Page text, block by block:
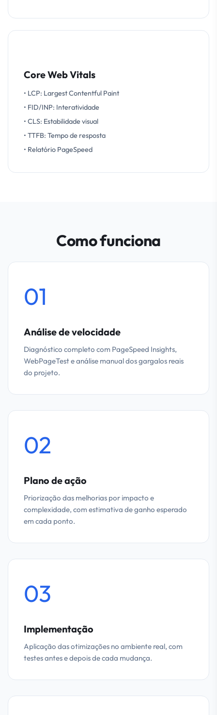
Core Web Vitals
• LCP: Largest Contentful Paint
• FID/INP: Interatividade
• CLS: Estabilidade visual
• TTFB: Tempo de resposta
• Relatório PageSpeed
Como funciona
01
Análise de velocidade
Diagnóstico completo com PageSpeed Insights,
WebPageTest e análise manual dos gargalos reais
do projeto.
02
Plano de ação
Priorização das melhorias por impacto e
complexidade, com estimativa de ganho esperado
em cada ponto.
03
Implementação
Aplicação das otimizações no ambiente real, com
testes antes e depois de cada mudança.